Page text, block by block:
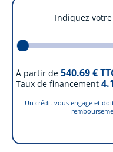
Indiquez
À partir de 540.69€
Taux de financement
Un crédit vous engage et